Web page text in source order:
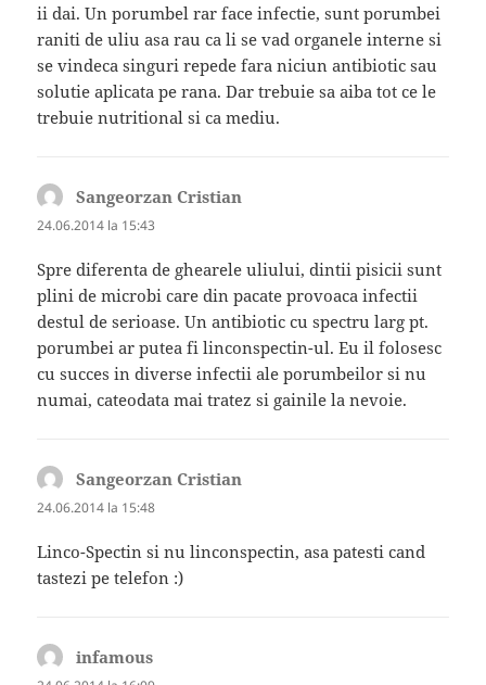
ii dai. Un porumbel rar face infectie, sunt porumbei
raniti de uliu asa rau ca li se vad organele interne si
se vindeca singuri repede fara niciun antibiotic sau
solutie aplicata pe rana. Dar trebuie sa aiba tot ce le
trebuie nutritional si ca mediu.
Sangeorzan Cristian
24.06.2014 la 15:43
Spre diferenta de ghearele uliului, dintii pisicii sunt
plini de microbi care din pacate provoaca infectii
destul de serioase. Un antibiotic cu spectru larg pt.
porumbei ar putea fi linconspectin-ul. Eu il folosesc
cu succes in diverse infectii ale porumbeilor si nu
numai, cateodata mai tratez si gainile la nevoie.
Sangeorzan Cristian
24.06.2014 la 15:48
Linco-Spectin si nu linconspectin, asa patesti cand
tastezi pe telefon :)
infamous